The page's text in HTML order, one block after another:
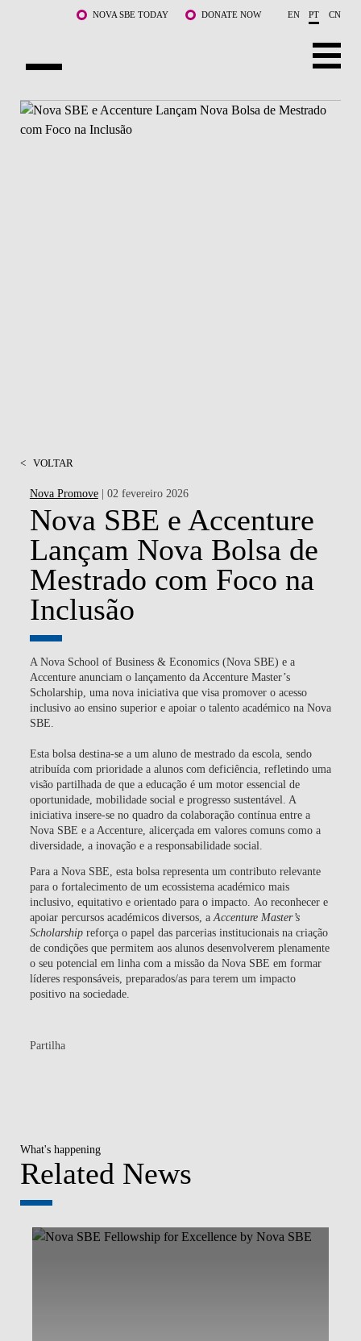
Saltar para o conteúdo principalNOVA SBE TODAY DONATE NOW EN PT CN
SOBRE NÓS
< VOLTAR
Nova Promove| 02 fevereiro 2026
Nova SBE e Accenture
Lançam Nova Bolsa de
Mestrado com Foco na
Inclusão
A Nova School of Business & Economics (Nova SBE) e a
Accenture anunciam o lançamento da Accenture Master’s
Scholarship, uma nova iniciativa que visa promover o acesso
inclusivo ao ensino superior e apoiar o talento académico na Nova
SBE.
Esta bolsa destina-se a um aluno de mestrado da escola, sendo
atribuída com prioridade a alunos com deficiência, refletindo uma
visão partilhada de que a educação é um motor essencial de
oportunidade, mobilidade social e progresso sustentável. A
iniciativa insere-se no quadro da colaboração contínua entre a
Nova SBE e a Accenture, alicerçada em valores comuns como a
diversidade, a inovação e a responsabilidade social.
Para a Nova SBE, esta bolsa representa um contributo relevante
para o fortalecimento de um ecossistema académico mais
inclusivo, equitativo e orientado para o impacto. Ao reconhecer e
apoiar percursos académicos diversos, aAccenture Master’s
Scholarshipreforça o papel das parcerias institucionais na criação
de condições que permitem aos alunos desenvolverem plenamente
o seu potencial em linha com a missão da Nova SBE em formar
líderes responsáveis, preparados/as para terem um impacto
positivo na sociedade.
Partilha
What's happening
Related News